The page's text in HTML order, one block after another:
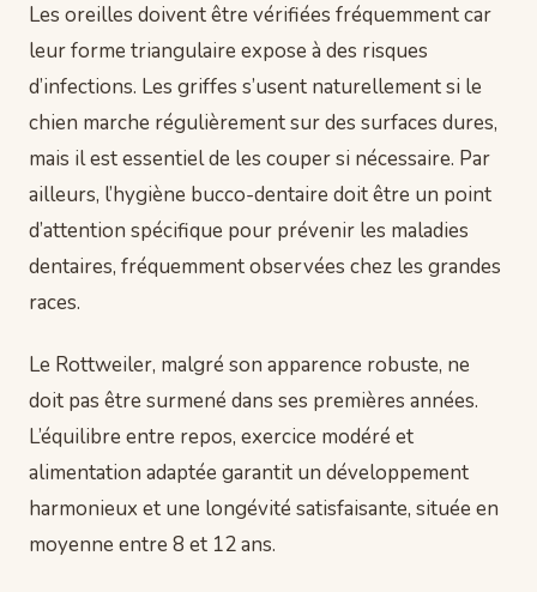
Les oreilles doivent être vérifiées fréquemment car
leur forme triangulaire expose à des risques
d’infections. Les griffes s’usent naturellement si le
chien marche régulièrement sur des surfaces dures,
mais il est essentiel de les couper si nécessaire. Par
ailleurs, l’hygiène bucco-dentaire doit être un point
d’attention spécifique pour prévenir les maladies
dentaires, fréquemment observées chez les grandes
races.
Le Rottweiler, malgré son apparence robuste, ne
doit pas être surmené dans ses premières années.
L’équilibre entre repos, exercice modéré et
alimentation adaptée garantit un développement
harmonieux et une longévité satisfaisante, située en
moyenne entre 8 et 12 ans.